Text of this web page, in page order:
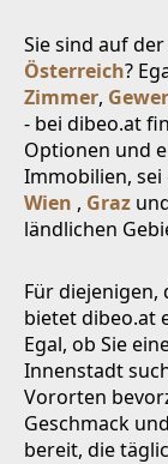
Sie sind auf
Österreich?
Zimmer,
- bei dibeo.at
Optionen und
Immobilien, sei
Wien , Graz
ländlichen
Für diejenigen,
bietet dibeo.at
Egal, ob Sie
Innenstadt
Vororten
Geschmack
bereit, die